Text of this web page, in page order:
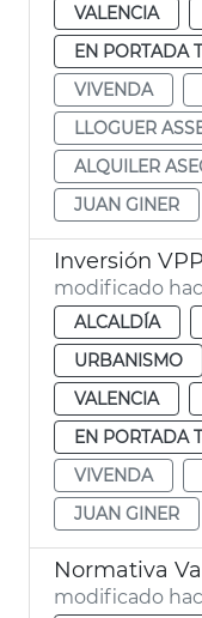
VALENCIA
EN PORTADA
VIVENDA
LLOGUER
ALQUILER
JUAN GINER
Inversión
modificado
ALCALDÍA
URBANISMO
VALENCIA
EN PORTADA
VIVENDA
JUAN GINER
modificado